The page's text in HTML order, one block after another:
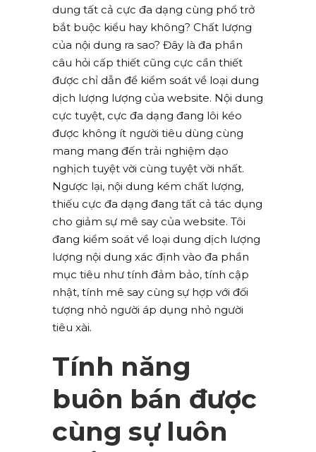
dung tất cả cực đa dạng cùng phổ trở
bắt buộc kiểu hay không? Chất lượng
của nội dung ra sao? Đây là đa phần
câu hỏi cấp thiết cũng cực cần thiết
được chỉ dẫn để kiểm soát về loại dung
dịch lượng lượng của website. Nội dung
cực tuyệt, cực đa dạng đang lôi kéo
được không ít người tiêu dùng cùng
mang mang đến trải nghiệm dạo
nghịch tuyệt vời cùng tuyệt vời nhất.
Ngược lại, nội dung kém chất lượng,
thiếu cực đa dạng đang tất cả tác dụng
cho giảm sự mê say của website. Tôi
đang kiểm soát về loại dung dịch lượng
lượng nội dung xác định vào đa phần
mục tiêu như tính đảm bảo, tính cập
nhật, tính mê say cùng sự hợp với đối
tượng nhỏ người áp dụng nhỏ người
tiêu xài.
Tính năng
buôn bán được
cùng sự luôn